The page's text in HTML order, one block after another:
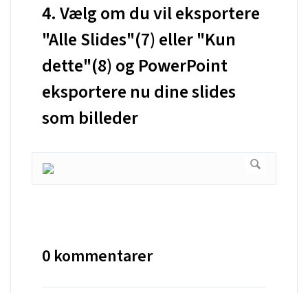
4. Vælg om du vil eksportere
"Alle Slides"(7) eller "Kun
dette"(8) og PowerPoint
eksportere nu dine slides
som billeder
0 kommentarer